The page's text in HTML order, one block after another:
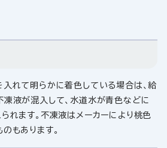
れて明らかに着色している場合は、給
液が混入して、水道水が青色などに
れます。不凍液はメーカーにより桃色
もあります。